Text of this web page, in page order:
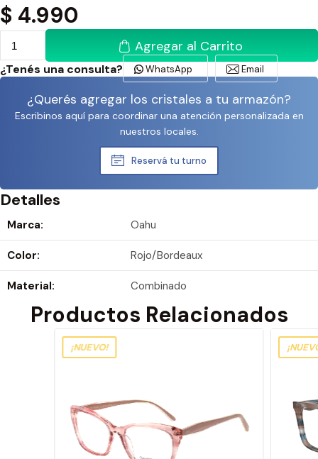
$ 4.990
Agregar al Carrito
¿Tenés una consulta? WhatsApp Email
¿Querés agregar los cristales a tu armazón?
Escribinos aquí para coordinar una atención personalizada en
nuestros locales.
Reservá tu turno
Detalles
Marca: Oahu
Color: Rojo/Bordeaux
Material: Combinado
Productos Relacionados
¡NUEVO!